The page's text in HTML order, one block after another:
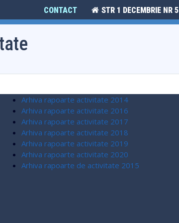
CONTACT STR 1 DECEMBRIE NR 5
Arhiva rapoarte activitate 2014
Arhiva rapoarte activitate 2016
Arhiva rapoarte activitate 2017
Arhiva rapoarte activitate 2018
Arhiva rapoarte activitate 2019
Arhiva rapoarte activitate 2020
Arhiva rapoarte de activitate 2015